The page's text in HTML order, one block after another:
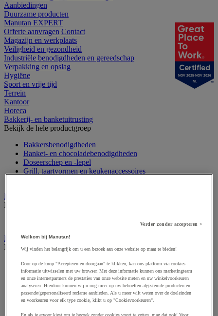
Aanbiedingen
Duurzame producten
Manutan EXPERT
Offerte aanvragen Contact
Magazijn en werkplaats
Veiligheid en gezondheid
Industriële benodigdheden en gereedschap
Verpakking en opslag
Hygiëne
Sport en vrije tijd
Terrein
Kantoor
Horeca
Bakkerij- en banketuitrusting
Bekijk de hele productgroep
Bakkersbenodigdheden
Banket- en chocoladebenodigdheden
Doseerschep en -lepel
Grill, taartvormen en keukenaccessoires
Decoratie voor horeca
Bekijk de hele productgroep
Eten en drinken
Bekijk de hele productgroep
Frisdrank, ijsthee en fruitsap
Koffie
Soep
Suiker en roerstaafjes
Thee
NOV 2025-NOV 2026
NL
Verder zonder accepteren >
Welkom bij Manutan!
Wij vinden het belangrijk om u een bezoek aan onze website op maat te bieden!
Door op de knop "Accepteren en doorgaan" te klikken, kan ons platform via cookies
informatie uitwisselen met uw browser. Met deze informatie kunnen ons marketingteam
en onze internetpartners de prestaties van onze website meten en uw winkelvoorkeuren
analyseren. Hierdoor kunnen wij u nog meer op uw behoeften afgestemde producten en
passende/gepersonaliseerd reclame aanbieden. Als u meer wilt weten over de doeleinden
en voorkeuren voor elk type cookie, klikt u op "Cookievoorkeuren".
En als je ervoor kiest om je bezoek zonder cookies voort te zetten, mag dat ook! Voor